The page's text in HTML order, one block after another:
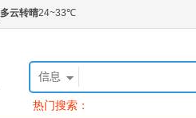
信息
热门搜索：